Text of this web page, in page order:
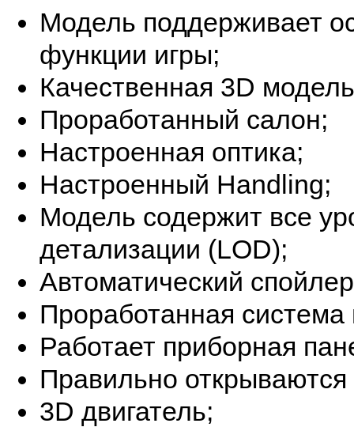
Модель поддерживает
функции игры;
Качественная 3D
Проработанный салон;
Настроенная оптика;
Настроенный Handling;
Модель содержит все
детализации (LOD);
Автоматический
Проработанная
Работает приборная
Правильно открываются
3D двигатель;